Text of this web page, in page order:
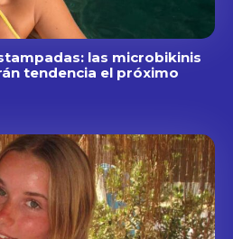
las microbikinis
tendencia el próximo